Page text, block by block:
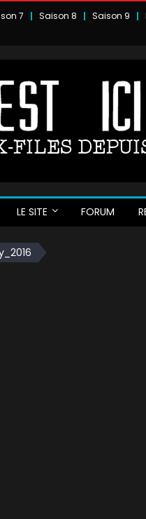
7 Saison 8 Saison 9
LE SITE FORUM